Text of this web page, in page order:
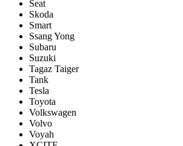
Seat
Skoda
Smart
Ssang Yong
Subaru
Suzuki
Tagaz Taiger
Tank
Tesla
Toyota
Volkswagen
Volvo
Voyah